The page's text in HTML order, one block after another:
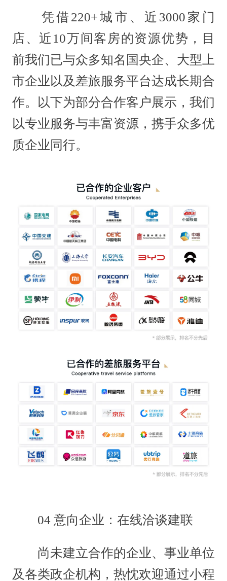
凭借220+城市、近3000家门
店、近10万间客房的资源优势，目
前我们已与众多知名国央企、大型上
市企业以及差旅服务平台达成长期合
作。以下为部分合作客户展示，我们
以专业服务与丰富资源，携手众多优
质企业同行。
04 意向企业：在线洽谈建联
尚未建立合作的企业、事业单位
及各类政企机构，热忱欢迎通过小程